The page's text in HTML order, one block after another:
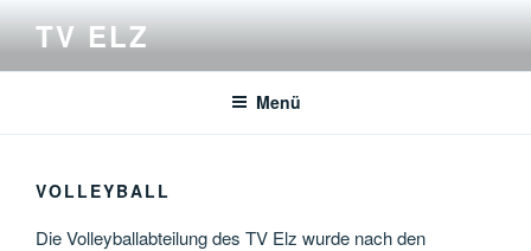
springen
TV ELZ
Menü
VOLLEYBALL
Die Volleyballabteilung des TV Elz wurde nach den